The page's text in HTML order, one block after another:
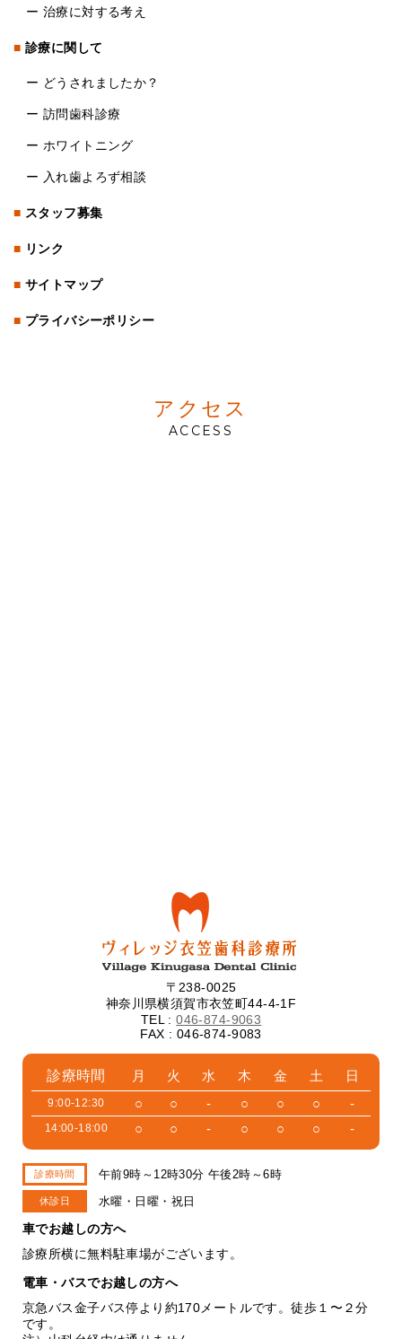
ー 治療に対する考え
診療に関して
ー どうされましたか？
ー 訪問歯科診療
ー ホワイトニング
ー 入れ歯よろず相談
スタッフ募集
リンク
サイトマップ
プライバシーポリシー
アクセス
ACCESS
〒238-0025
神奈川県横須賀市衣笠町44-4-1F
TEL :046-874-9063
FAX : 046-874-9083
診療時間 月 火 水 木 金 土 日
9:00-12:30 ○ ○ - ○ ○ ○ -
14:00-18:00 ○ ○ - ○ ○ ○ -
診療時間 午前9時～12時30分 午後2時～6時
休診日 水曜・日曜・祝日
車でお越しの方へ
診療所横に無料駐車場がございます。
電車・バスでお越しの方へ
京急バス金子バス停より約170メートルです。徒歩１〜２分
です。